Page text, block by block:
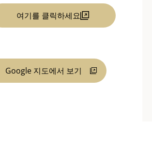
여기를 클릭하세요
Google 지도에서 보기